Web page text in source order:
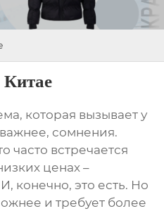
которая вызывает у
сомнения.
часто встречается
ценах –
конечно, это есть. Но
и требует более